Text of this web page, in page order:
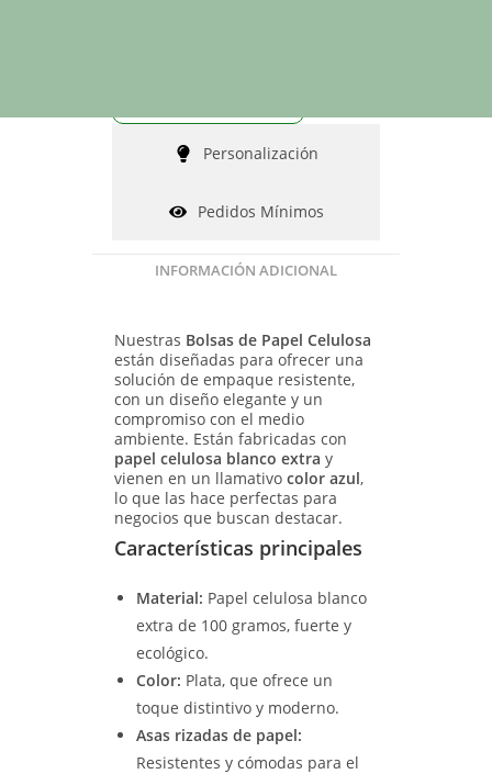
Personalización
Pedidos Mínimos
INFORMACIÓN ADICIONAL
Nuestras Bolsas de Papel Celulosa
están diseñadas para ofrecer una
solución de empaque resistente,
con un diseño elegante y un
compromiso con el medio
ambiente. Están fabricadas con
papel celulosa blanco extra y
vienen en un llamativo color azul,
lo que las hace perfectas para
negocios que buscan destacar.
Características principales
Material: Papel celulosa blanco
extra de 100 gramos, fuerte y
ecológico.
Color: Plata, que ofrece un
toque distintivo y moderno.
Asas rizadas de papel:
Resistentes y cómodas para el